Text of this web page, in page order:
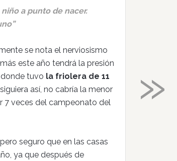
a punto de nacer.
se nota el nerviosismo
este año tendrá la presión
donde tuvo la friolera de 11
así, no cabría la menor
7 veces del campeonato del
seguro que en las casas
ya que después de
»